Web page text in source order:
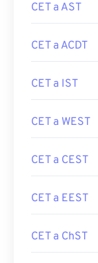
CET a AST
CET a ACDT
CET a IST
CET a WEST
CET a CEST
CET a EEST
CET a ChST